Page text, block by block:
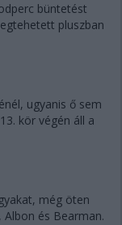
büntetést
pluszban
ugyanis ő sem
kör végén áll a
még öten
Albon és Bearman.